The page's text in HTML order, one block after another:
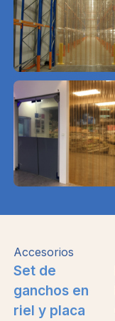
Accesorios
Set de
ganchos en
riel y placa